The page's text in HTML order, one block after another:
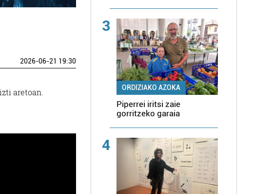
2026-06-21 19:30
aretoan.
3
ORDIZIAKO AZOKA
Piperrei iritsi zaie
gorritzeko garaia
4